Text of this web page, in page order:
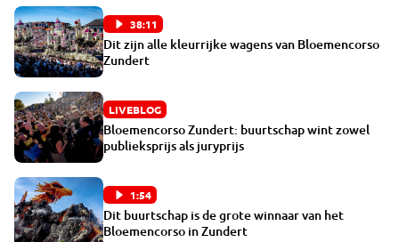
38:11
Dit zijn alle kleurrijke wagens van Bloemencorso
Zundert
LIVEBLOG
Bloemencorso Zundert: buurtschap wint zowel
publieksprijs als juryprijs
1:54
Dit buurtschap is de grote winnaar van het
Bloemencorso in Zundert